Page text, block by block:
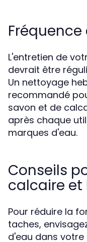
L'entretien de
devrait être
Un nettoyage
recommandé
savon et de
après chaque
marques d'eau.
Conseils
calcaire et
Pour réduire la
taches,
d'eau dans votre